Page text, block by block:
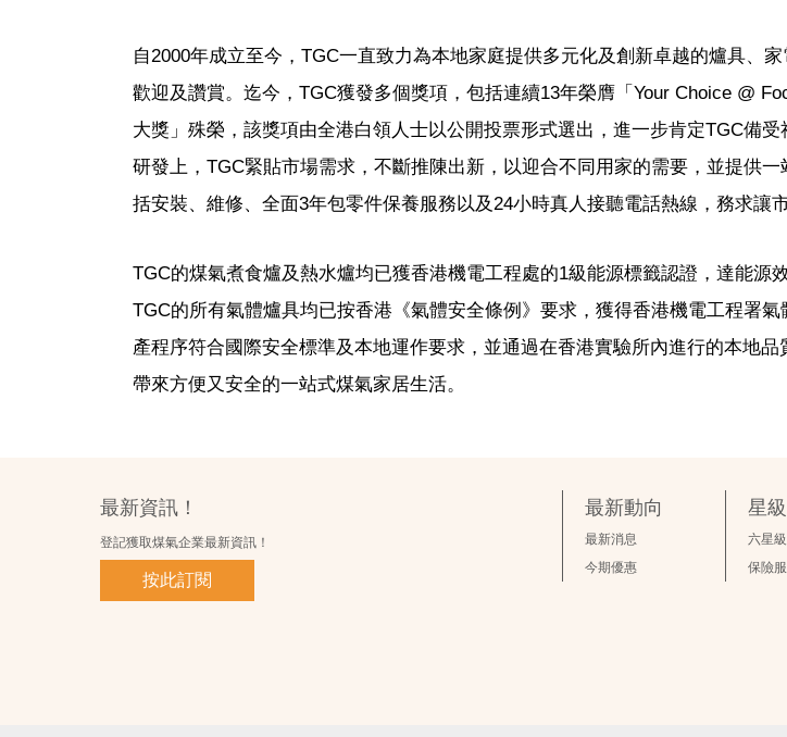
自2000年成立至今，TGC一直致力為本地家庭提供多元化及創新卓越的爐具、
歡迎及讚賞。迄今，TGC獲發多個獎項，包括連續13年榮膺「Your Choice @
大獎」殊榮，該獎項由全港白領人士以公開投票形式選出，進一步肯定TGC備
研發上，TGC緊貼市場需求，不斷推陳出新，以迎合不同用家的需要，並提供
括安裝、維修、全面3年包零件保養服務以及24小時真人接聽電話熱線，務求讓
TGC的煤氣煮食爐及熱水爐均已獲香港機電工程處的1級能源標籤認證，達能源
TGC的所有氣體爐具均已按香港《氣體安全條例》要求，獲得香港機電工程署
產程序符合國際安全標準及本地運作要求，並通過在香港實驗所內進行的本地品
帶來方便又安全的一站式煤氣家居生活。
最新資訊！
登記獲取煤氣企業最新資訊！
按此訂閱
最新動向
最新消息
今期優惠
星
六星
保險